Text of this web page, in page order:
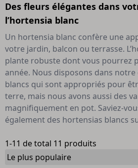
Des fleurs élégantes dans
l’hortensia blanc
Un hortensia blanc confère une
votre jardin, balcon ou terrasse.
plante robuste dont vous pourrez
année. Nous disposons dans notre
blancs qui sont appropriés pour
terre, mais nous avons aussi des
magnifiquement en pot. Saviez-
également des hortensias blancs
1-11 de total 11 produits